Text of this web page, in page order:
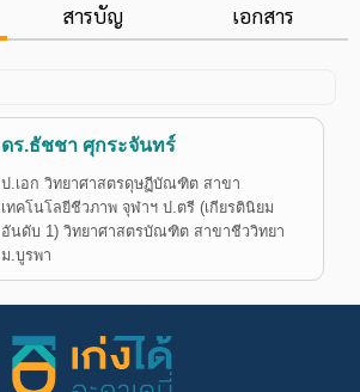
สารบัญ เอกสาร
ดร.ธัชชา ศุกระจันทร์
ป.เอก วิทยาศาสตรดุษฏีบัณฑิต สาขา
เทคโนโลยีชีวภาพ จุฬาฯ ป.ตรี (เกียรตินิยม
อันดับ 1) วิทยาศาสตรบัณฑิต สาขาชีววิทยา
ม.บูรพา